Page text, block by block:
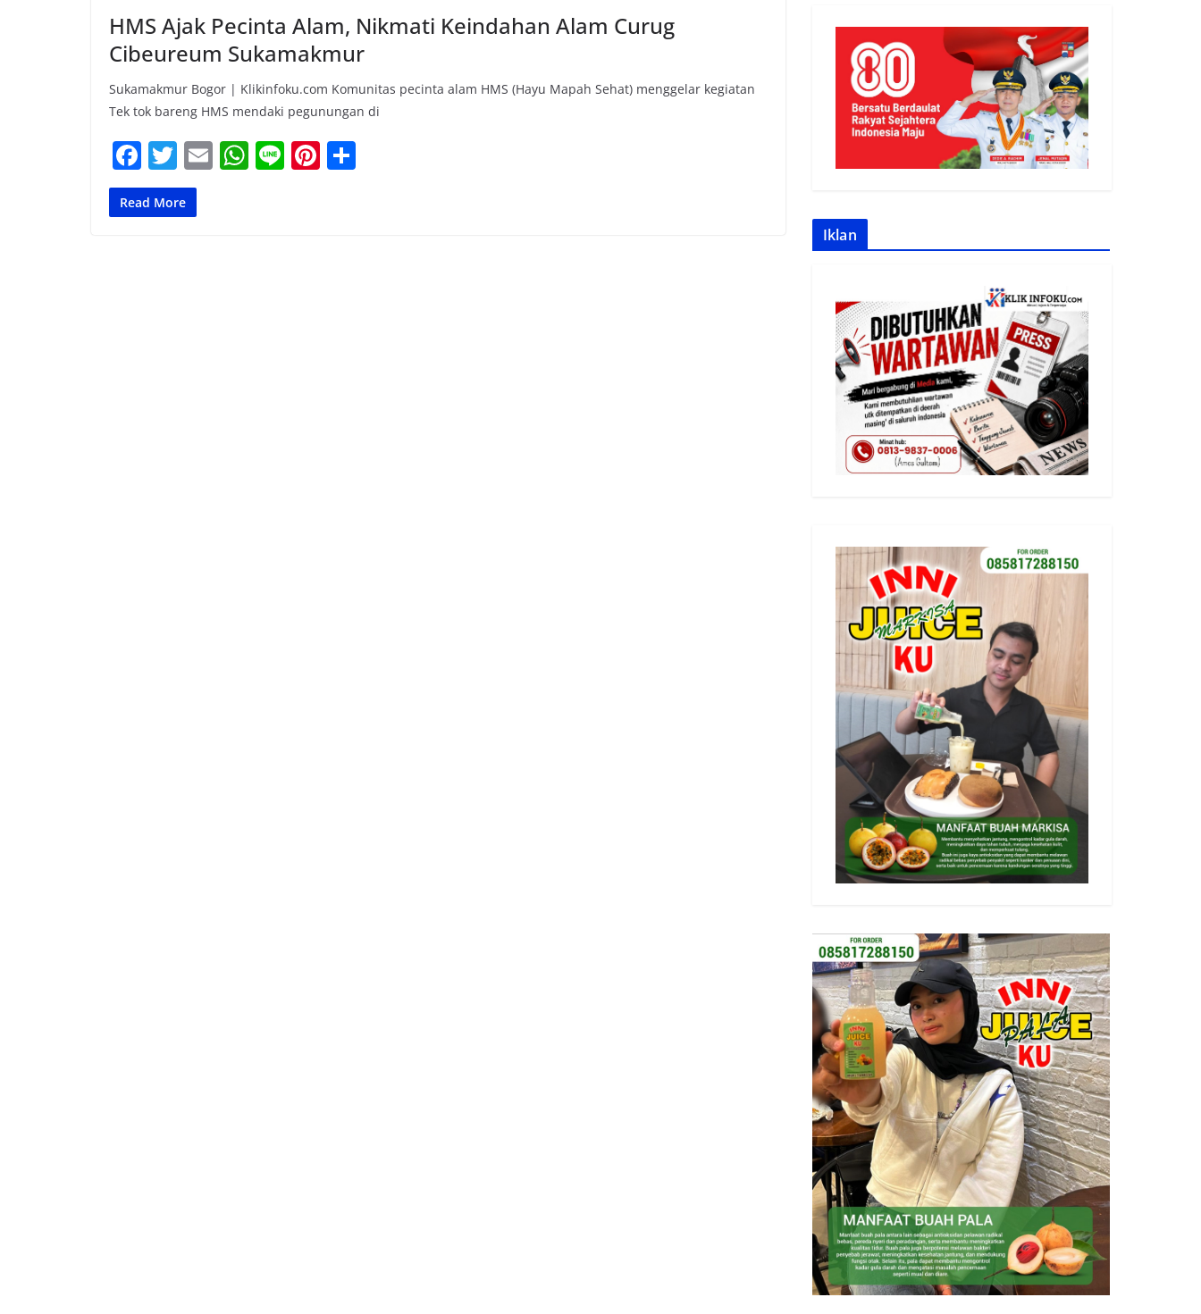
HMS Ajak Pecinta Alam, Nikmati Keindahan Alam Curug
Cibeureum Sukamakmur
Sukamakmur Bogor | Klikinfoku.com Komunitas pecinta alam HMS (Hayu Mapah Sehat) menggelar kegiatan
Tek tok bareng HMS mendaki pegunungan di
F
a
c
T
w
itt
E
m
W
h
Li
n
Pi
nt
Read More
Iklan